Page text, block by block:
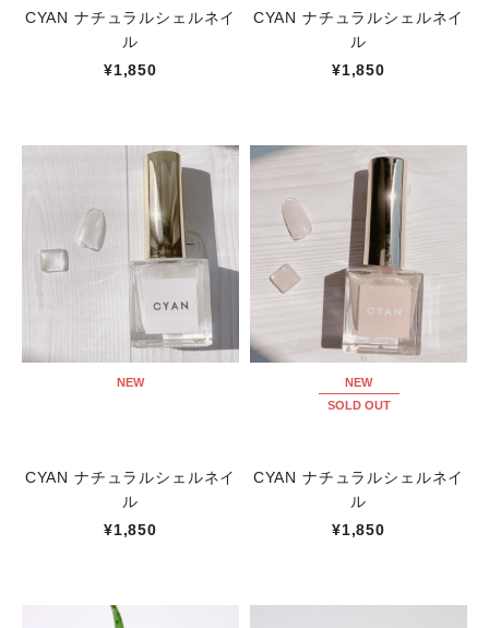
CYAN ナチュラルシェルネイ
ル
¥1,850
CYAN ナチュラルシェルネイ
ル
¥1,850
NEW
CYAN ナチュラルシェルネイ
ル
¥1,850
NEW
SOLD OUT
CYAN ナチュラルシェルネイ
ル
¥1,850